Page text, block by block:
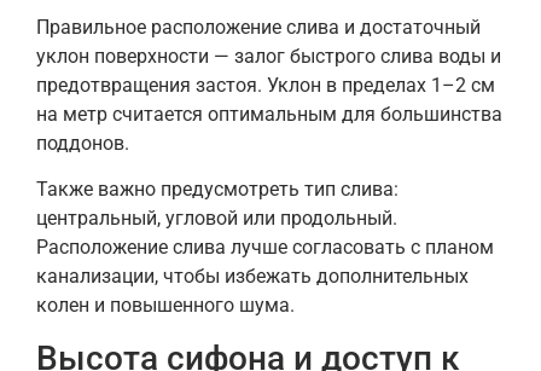
Правильное расположение слива и достаточный
уклон поверхности — залог быстрого слива воды и
предотвращения застоя. Уклон в пределах 1–2 см
на метр считается оптимальным для большинства
поддонов.
Также важно предусмотреть тип слива:
центральный, угловой или продольный.
Расположение слива лучше согласовать с планом
канализации, чтобы избежать дополнительных
колен и повышенного шума.
Высота сифона и доступ к